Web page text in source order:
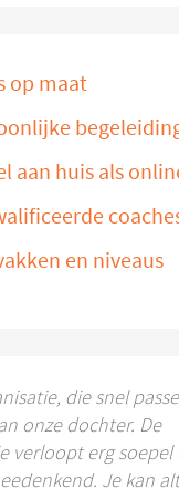
op maat
aan huis als
en niveaus
die snel
onze dochter. De
verloopt erg soepel
Je kan